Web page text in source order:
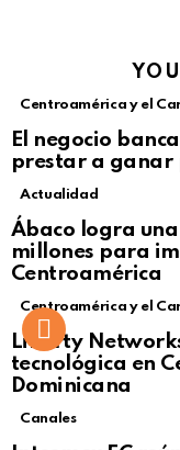
Centroamérica y el
El negocio
prestar a ganar
Actualidad
Ábaco logra
millones para
Centroamérica
Centroamérica y el
Liberty
tecnológica en
Dominicana
Canales